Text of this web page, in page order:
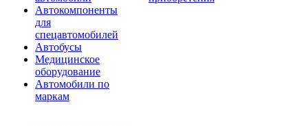
Автокомпоненты
для
спецавтомобилей
Автобусы
Медицинское
оборудование
Автомобили по
маркам